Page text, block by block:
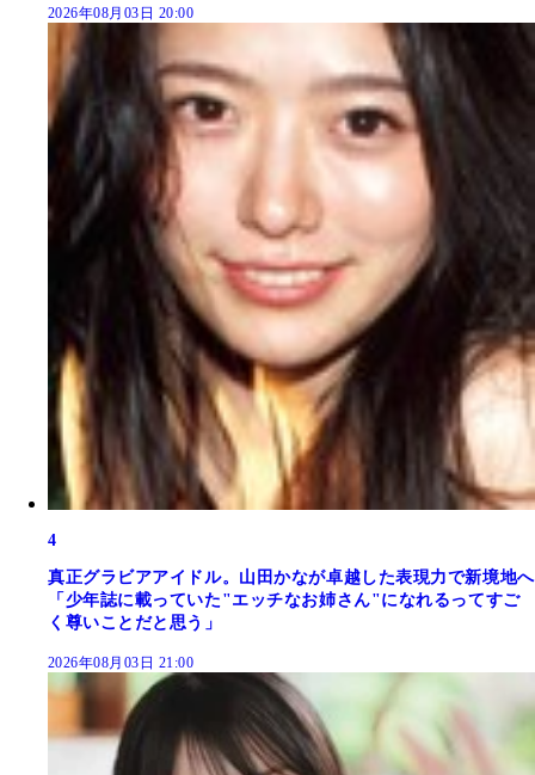
2026年08月03日 20:00
4
真正グラビアアイドル。山田かなが卓越した表現力で新境地へ
「少年誌に載っていた"エッチなお姉さん"になれるってすご
く尊いことだと思う」
2026年08月03日 21:00